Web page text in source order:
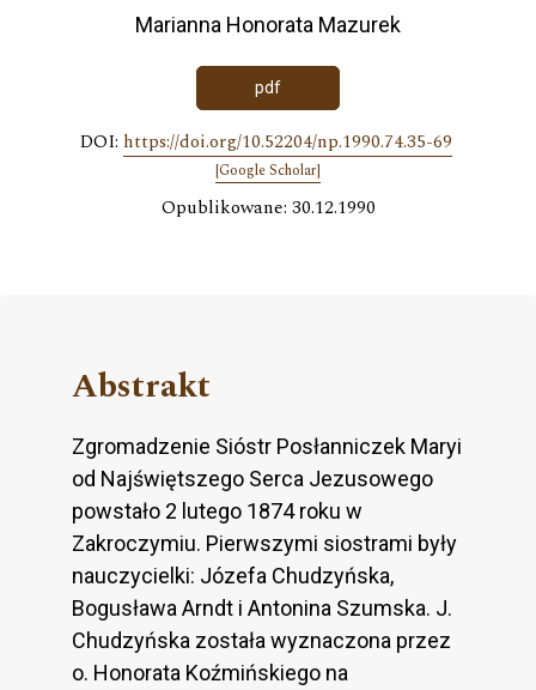
Marianna Honorata Mazurek
pdf
DOI: https://doi.org/10.52204/np.1990.74.35-69
[Google Scholar]
Opublikowane: 30.12.1990
Abstrakt
Zgromadzenie Sióstr Posłanniczek Maryi
od Najświętszego Serca Jezusowego
powstało 2 lutego 1874 roku w
Zakroczymiu. Pierwszymi siostrami były
nauczycielki: Józefa Chudzyńska,
Bogusława Arndt i Antonina Szumska. J.
Chudzyńska została wyznaczona przez
o. Honorata Koźmińskiego na